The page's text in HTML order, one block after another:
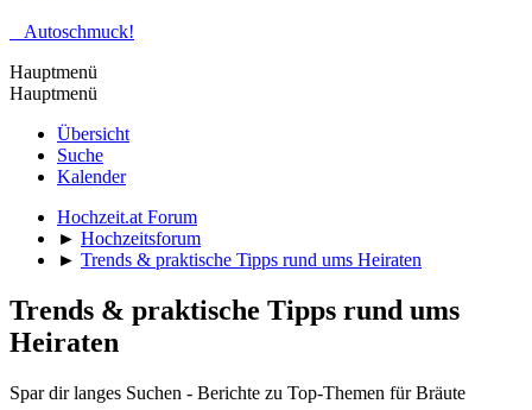
Autoschmuck!
Hauptmenü
Hauptmenü
Übersicht
Suche
Kalender
Hochzeit.at Forum
► Hochzeitsforum
► Trends & praktische Tipps rund ums Heiraten
Trends & praktische Tipps rund ums
Heiraten
Spar dir langes Suchen - Berichte zu Top-Themen für Bräute